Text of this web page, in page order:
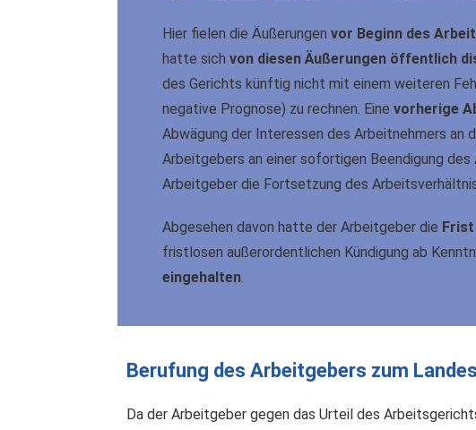
Hier fielen die Äußerungen vor Beginn des
hatte sich von diesen Äußerungen öffentlich
des Gerichts künftig nicht mit einem weiteren
negative Prognose) zu rechnen. Eine vorherige
Abwägung der Interessen des Arbeitnehmers an
Arbeitgebers an einer sofortigen Beendigung
Arbeitgeber die Fortsetzung des
Abgesehen davon hatte der Arbeitgeber die Frist
fristlosen außerordentlichen Kündigung ab
eingehalten.
Berufung des Arbeitgebers zum
Da der Arbeitgeber gegen das Urteil des